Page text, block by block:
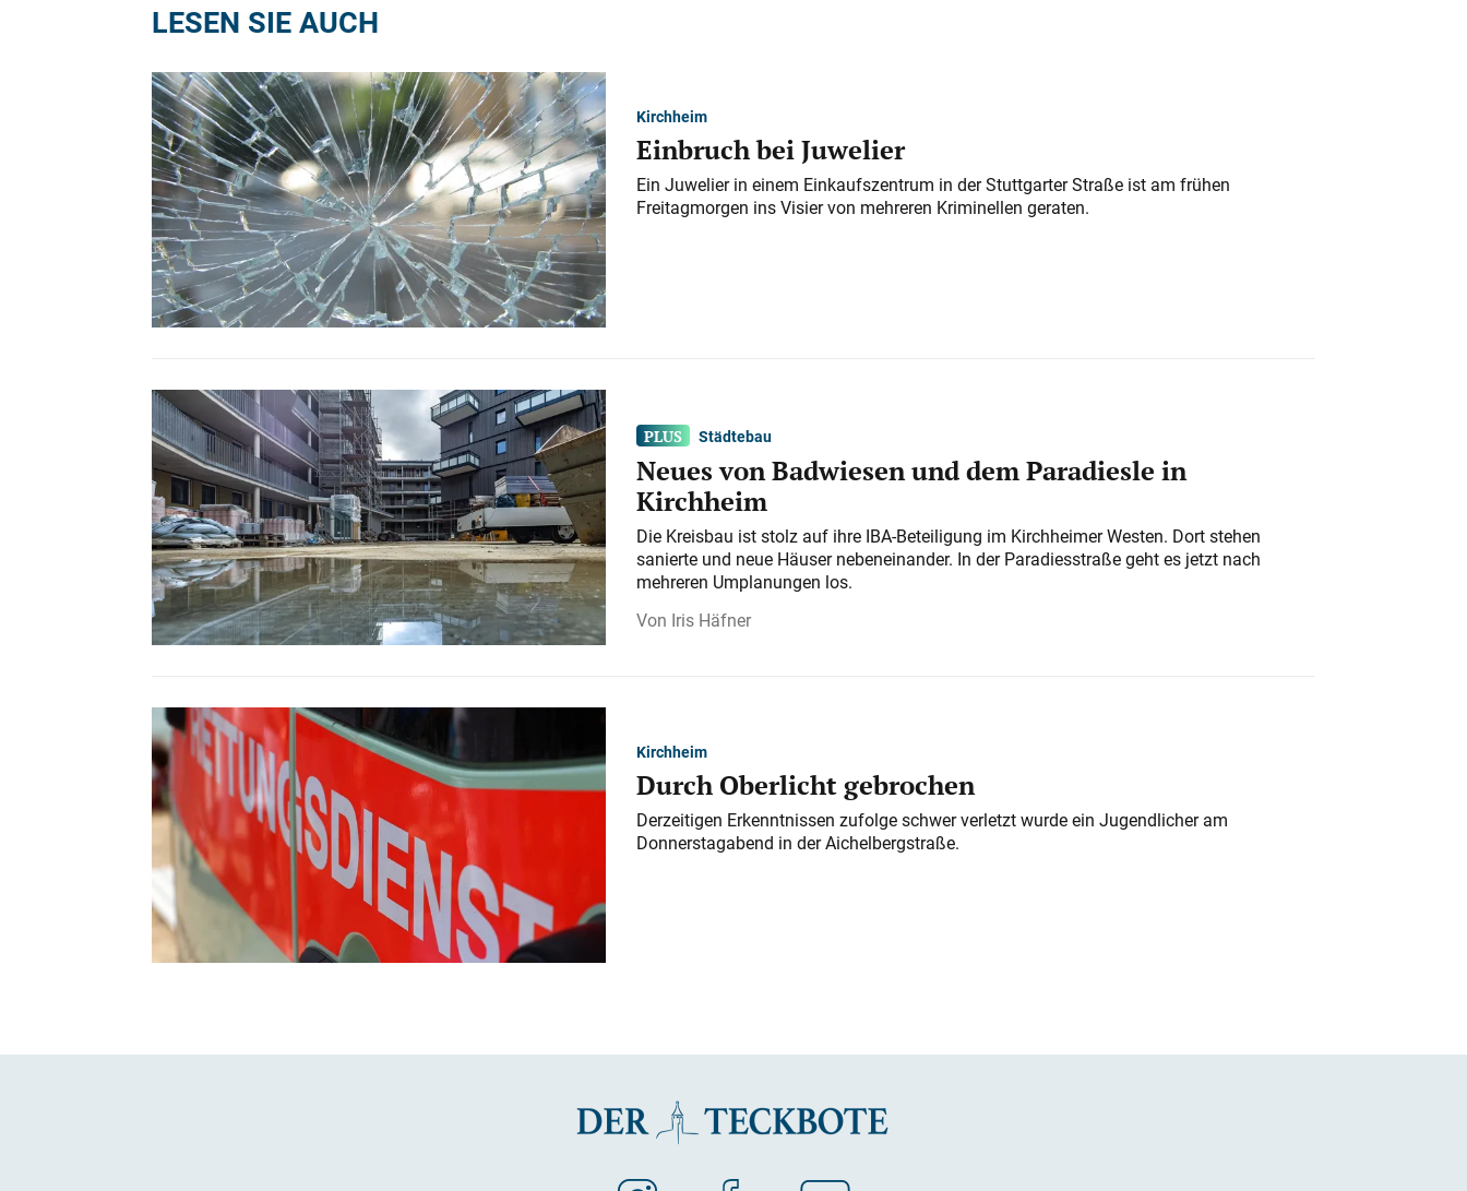
LESEN SIE AUCH
Kirchheim
Einbruch bei Juwelier
Ein Juwelier in einem Einkaufszentrum in der Stuttgarter Straße ist am frühen
Freitagmorgen ins Visier von mehreren Kriminellen geraten.
Städtebau
Neues von Badwiesen und dem Paradiesle in
Kirchheim
Die Kreisbau ist stolz auf ihre IBA-Beteiligung im Kirchheimer Westen. Dort stehen
sanierte und neue Häuser nebeneinander. In der Paradiesstraße geht es jetzt nach
mehreren Umplanungen los.
Iris Häfner
Kirchheim
Durch Oberlicht gebrochen
Derzeitigen Erkenntnissen zufolge schwer verletzt wurde ein Jugendlicher am
Donnerstagabend in der Aichelbergstraße.